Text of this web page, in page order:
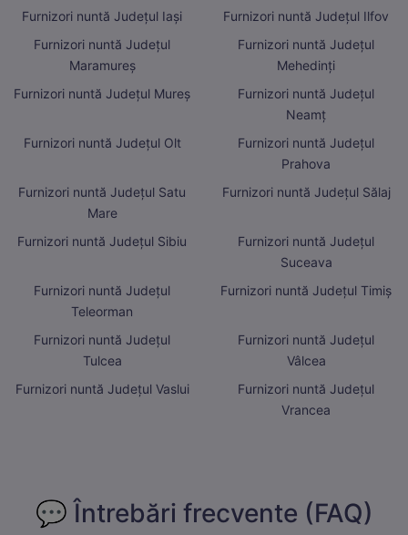
Furnizori nuntă Județul Iași
Furnizori nuntă Județul Ilfov
Furnizori nuntă Județul
Maramureș
Furnizori nuntă Județul
Mehedinți
Furnizori nuntă Județul Mureș
Furnizori nuntă Județul
Neamț
Furnizori nuntă Județul Olt
Furnizori nuntă Județul
Prahova
Furnizori nuntă Județul Satu
Mare
Furnizori nuntă Județul Sălaj
Furnizori nuntă Județul Sibiu
Furnizori nuntă Județul
Suceava
Furnizori nuntă Județul
Teleorman
Furnizori nuntă Județul Timiș
Furnizori nuntă Județul
Tulcea
Furnizori nuntă Județul
Vâlcea
Furnizori nuntă Județul Vaslui
Furnizori nuntă Județul
Vrancea
💬 Întrebări frecvente (FAQ)